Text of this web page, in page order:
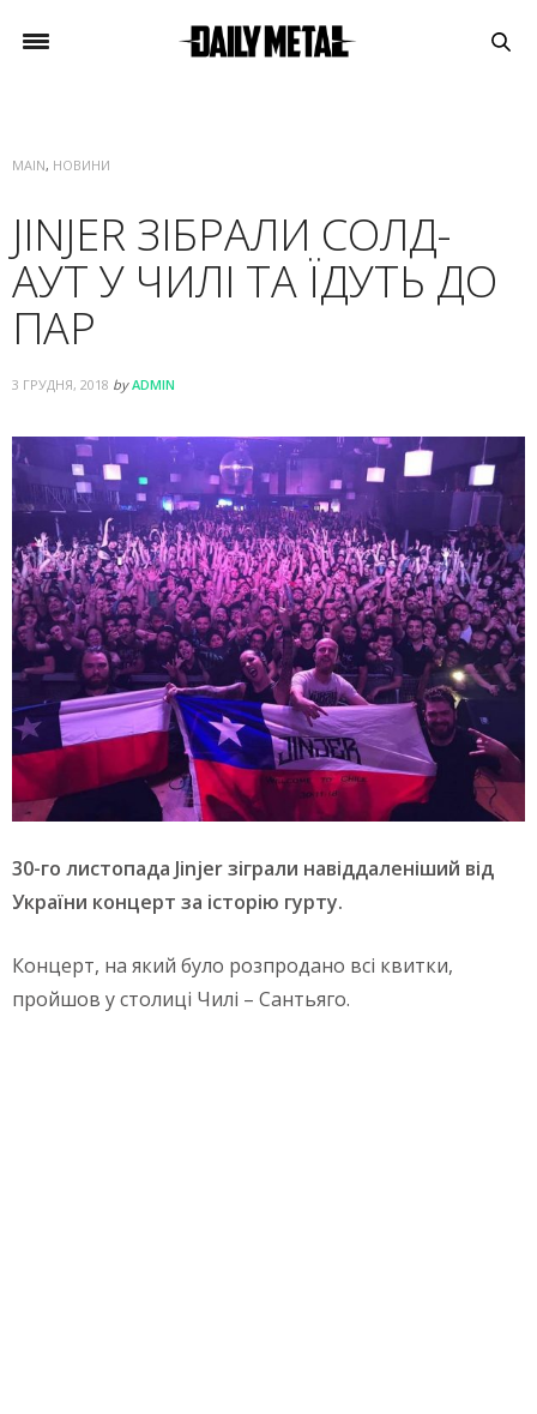
MAIN, НОВИНИ
JINJER ЗІБРАЛИ СОЛД-
АУТ У ЧИЛІ ТА ЇДУТЬ ДО
ПАР
3 ГРУДНЯ, 2018 by ADMIN
30-го листопада Jinjer зіграли навіддаленіший від
України концерт за історію гурту.
Концерт, на який було розпродано всі квитки,
пройшов у столиці Чилі – Сантьяго.